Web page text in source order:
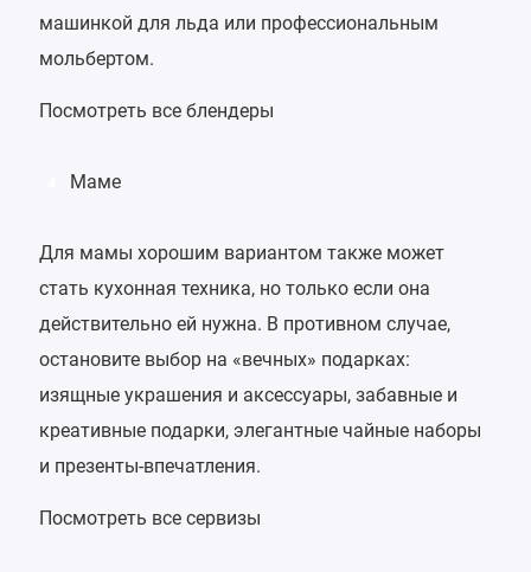
машинкой для льда или профессиональным
мольбертом.
Посмотреть все блендеры
Маме
Для мамы хорошим вариантом также может
стать кухонная техника, но только если она
действительно ей нужна. В противном случае,
остановите выбор на «вечных» подарках:
изящные украшения и аксессуары, забавные и
креативные подарки, элегантные чайные наборы
и презенты-впечатления.
Посмотреть все сервизы